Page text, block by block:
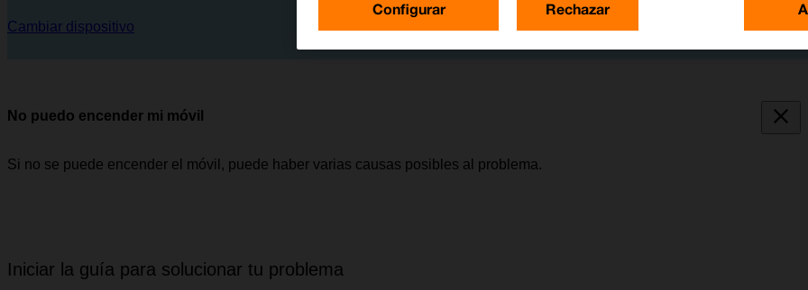
Cambiar dispositivo
No puedo encender mi móvil
Si no se puede encender el móvil, puede haber varias causas posibles al problema.
Iniciar la guía para solucionar tu problema
Configurar Rechazar